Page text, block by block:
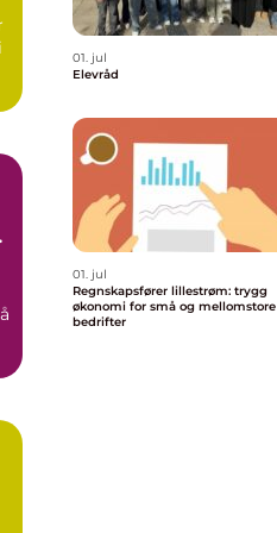
01. jul
Elevråd
01. jul
Regnskapsfører lillestrøm: trygg
økonomi for små og mellomstore
bedrifter